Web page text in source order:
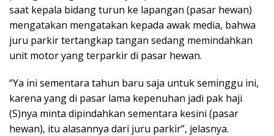
saat kepala bidang turun ke lapangan (pasar hewan)
mengatakan mengatakan kepada awak media, bahwa
juru parkir tertangkap tangan sedang memindahkan
unit motor yang terparkir di pasar hewan.
“Ya ini sementara tahun baru saja untuk seminggu ini,
karena yang di pasar lama kepenuhan jadi pak haji
(S)nya minta dipindahkan sementara kesini (pasar
hewan), itu alasannya dari juru parkir”, jelasnya.